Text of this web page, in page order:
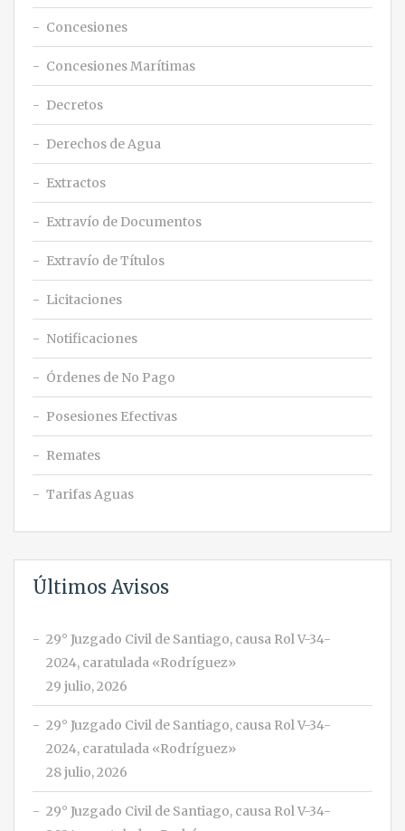
Concesiones
Concesiones Marítimas
Decretos
Derechos de Agua
Extractos
Extravío de Documentos
Extravío de Títulos
Licitaciones
Notificaciones
Órdenes de No Pago
Posesiones Efectivas
Remates
Tarifas Aguas
Últimos Avisos
29° Juzgado Civil de Santiago, causa Rol V-34-
2024, caratulada «Rodríguez»
29 julio, 2026
29° Juzgado Civil de Santiago, causa Rol V-34-
2024, caratulada «Rodríguez»
28 julio, 2026
29° Juzgado Civil de Santiago, causa Rol V-34-